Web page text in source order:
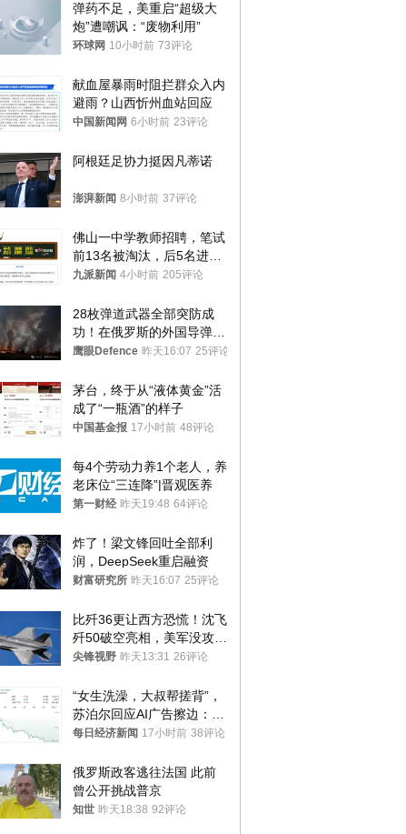
弹药不足，美重启“超级大
炮”遭嘲讽：“废物利用”
环球网 10小时前 73评论
献血屋暴雨时阻拦群众入内
避雨？山西忻州血站回应
中国新闻网 6小时前 23评论
阿根廷足协力挺因凡蒂诺
澎湃新闻 8小时前 37评论
佛山一中学教师招聘，笔试
前13名被淘汰，后5名进体
检，被疑萝卜岗，官方通
九派新闻 4小时前 205评论
28枚弹道武器全部突防成
功！在俄罗斯的外国导弹发
射车都是合法打击目标
鹰眼Defence 昨天16:07 25评论
茅台，终于从“液体黄金”活
成了“一瓶酒”的样子
中国基金报 17小时前 48评论
每4个劳动力养1个老人，养
老床位“三连降”|晋观医养
第一财经 昨天19:48 64评论
炸了！梁文锋回吐全部利
润，DeepSeek重启融资
财富研究所 昨天16:07 25评论
比歼36更让西方恐慌！沈飞
歼50破空亮相，美军没攻克
的技术被拿下
尖锋视野 昨天13:31 26评论
“女生洗澡，大叔帮搓背”，
苏泊尔回应AI广告擦边：视
频全下架，已强化内容管理
每日经济新闻 17小时前 38评论
俄罗斯政客逃往法国 此前
曾公开挑战普京
知世 昨天18:38 92评论